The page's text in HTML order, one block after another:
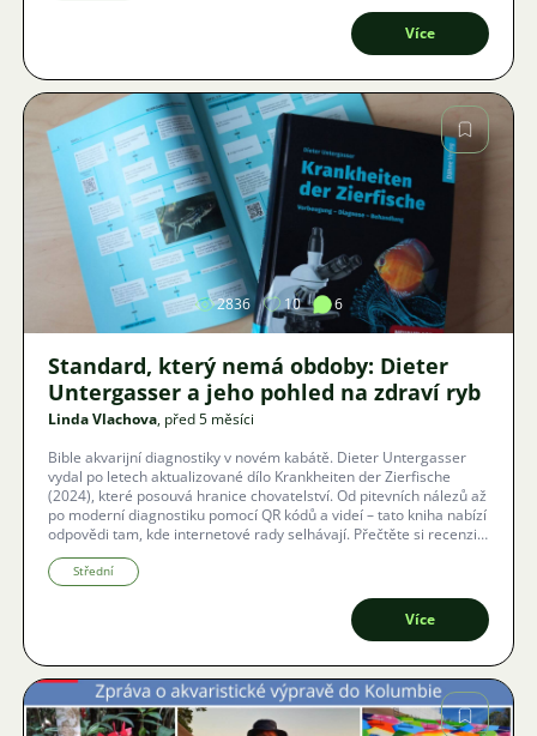
Více
Obrázek
2836 10 6
Standard, který nemá obdoby: Dieter
Untergasser a jeho pohled na zdraví ryb
Linda Vlachova, před 5 měsíci
Bible akvarijní diagnostiky v novém kabátě. Dieter Untergasser
vydal po letech aktualizované dílo Krankheiten der Zierfische
(2024), které posouvá hranice chovatelství. Od pitevních nálezů až
po moderní diagnostiku pomocí QR kódů a videí – tato kniha nabízí
odpovědi tam, kde internetové rady selhávají. Přečtěte si recenzi
publikace, kterou i uznávaný ichtyolog Anton Lamboje označil za
nový standard v akvaristice.
Střední
Více